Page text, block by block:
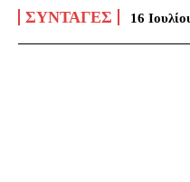
ΣΥΝΤΑΓΈΣ 16